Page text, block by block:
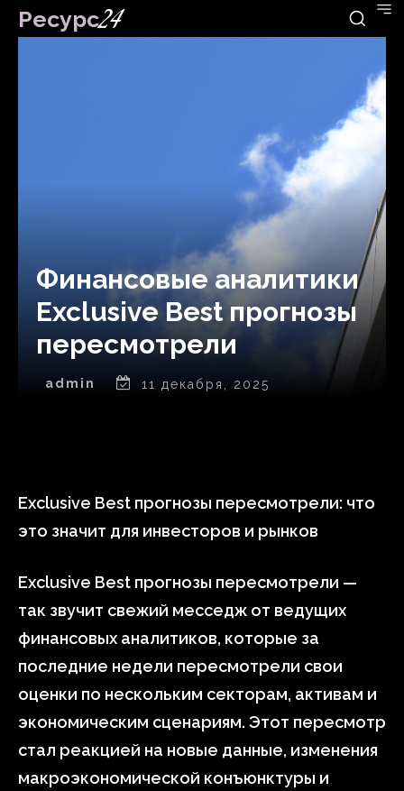
Ресурс24
Финансовые аналитики
Exclusive Best прогнозы
пересмотрели
admin 11 декабря, 2025
Exclusive Best прогнозы пересмотрели: что
это значит для инвесторов и рынков
Exclusive Best прогнозы пересмотрели —
так звучит свежий месседж от ведущих
финансовых аналитиков, которые за
последние недели пересмотрели свои
оценки по нескольким секторам, активам и
экономическим сценариям. Этот пересмотр
стал реакцией на новые данные, изменения
макроэкономической конъюнктуры и